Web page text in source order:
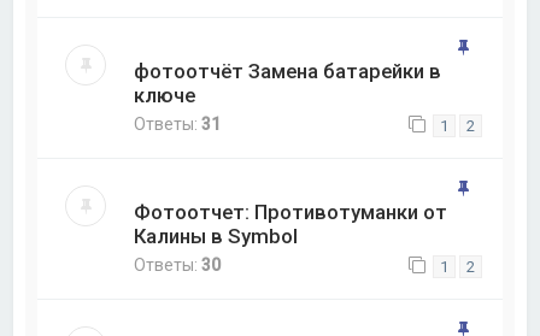
фотоотчёт Замена батарейки в
ключе
Ответы:31 1 2
Фотоотчет: Противотуманки от
Калины в Symbol
Ответы:30 1 2